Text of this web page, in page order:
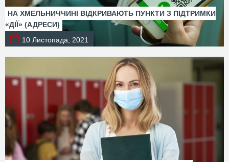
НА ХМЕЛЬНИЧЧИНІ ВІДКРИВАЮТЬ ПУНКТИ З ПІДТРИМКИ
«ДІЇ» (АДРЕСИ)
10 Листопада, 2021